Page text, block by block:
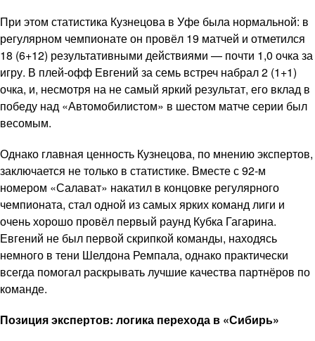
При этом статистика Кузнецова в Уфе была нормальной: в
регулярном чемпионате он провёл 19 матчей и отметился
18 (6+12) результативными действиями — почти 1,0 очка за
игру. В плей-офф Евгений за семь встреч набрал 2 (1+1)
очка, и, несмотря на не самый яркий результат, его вклад в
победу над «Автомобилистом» в шестом матче серии был
весомым.
Однако главная ценность Кузнецова, по мнению экспертов,
заключается не только в статистике. Вместе с 92-м
номером «Салават» накатил в концовке регулярного
чемпионата, стал одной из самых ярких команд лиги и
очень хорошо провёл первый раунд Кубка Гагарина.
Евгений не был первой скрипкой команды, находясь
немного в тени Шелдона Ремпала, однако практически
всегда помогал раскрывать лучшие качества партнёров по
команде.
Позиция экспертов: логика перехода в «Сибирь»